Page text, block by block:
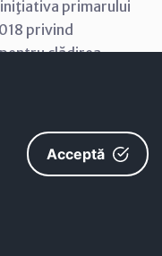
primarului
privind
clădirea
1 începând cu
privind
clădirea
24 începând cu
privind
Acceptă